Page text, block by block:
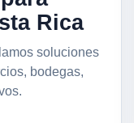
Rica
soluciones
bodegas,